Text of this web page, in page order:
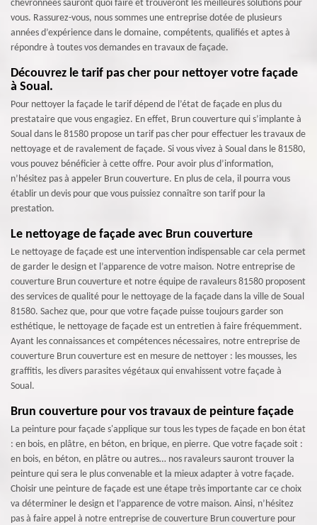
chevronnées sauront quoi faire et trouveront les meilleures solutions pour
vous. Rassurez-vous, nous sommes une entreprise dotée de plusieurs
années d’expérience dans le domaine, compétents, qualifiés et aptes à
répondre à toutes vos demandes en travaux de façade.
Découvrez le tarif pas cher pour nettoyer votre façade
à Soual.
Pour nettoyer la façade le tarif dépend de l’état de façade en plus du
prestataire que vous engagiez. En effet, Brun couverture qui s’implante à
Soual dans le 81580 propose un tarif pas cher pour effectuer les travaux de
nettoyage et de ravalement de façade. Si vous vivez à Soual dans le 81580,
vous pouvez bénéficier à cette offre. Pour avoir plus d’information,
n’hésitez pas à appeler Brun couverture. En plus de cela, il pourra vous
établir un devis pour que vous puissiez connaître son tarif pour la
prestation.
Le nettoyage de façade avec Brun couverture
Le nettoyage de façade est une intervention indispensable car cela permet
de garder le design et l’apparence de votre maison. Notre entreprise de
couverture Brun couverture et notre équipe de ravaleurs 81580 proposent
des services de qualité pour le nettoyage de la façade dans la ville de Soual
81580. Sachez que, pour que votre façade puisse toujours garder son
esthétique, le nettoyage de façade est un entretien à faire fréquemment.
Ayant les connaissances et compétences nécessaires, notre entreprise de
couverture Brun couverture est en mesure de nettoyer : les mousses, les
graffitis, les divers parasites végétaux qui envahissent votre façade à
Soual.
Brun couverture pour vos travaux de peinture façade
La peinture pour façade s'applique sur tous les types de façade en bon état
: en bois, en plâtre, en béton, en brique, en pierre. Que votre façade soit :
en bois, en béton, en plâtre ou autres… nos ravaleurs sauront trouver la
peinture qui sera le plus convenable et la mieux adapter à votre façade.
Choisir une peinture de façade est une étape très importante car ce choix
va déterminer le design et l’apparence de votre maison. Ainsi, n’hésitez
pas à faire appel à notre entreprise de couverture Brun couverture pour